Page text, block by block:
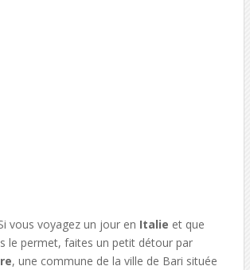
vous voyagez un jour en Italie et que
le permet, faites un petit détour par
, une commune de la ville de Bari située